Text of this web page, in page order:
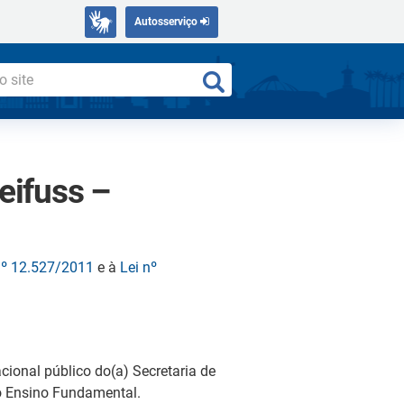
Autosserviço
–
12.527/2011 e à Lei nº
público do(a) Secretaria de
Fundamental.